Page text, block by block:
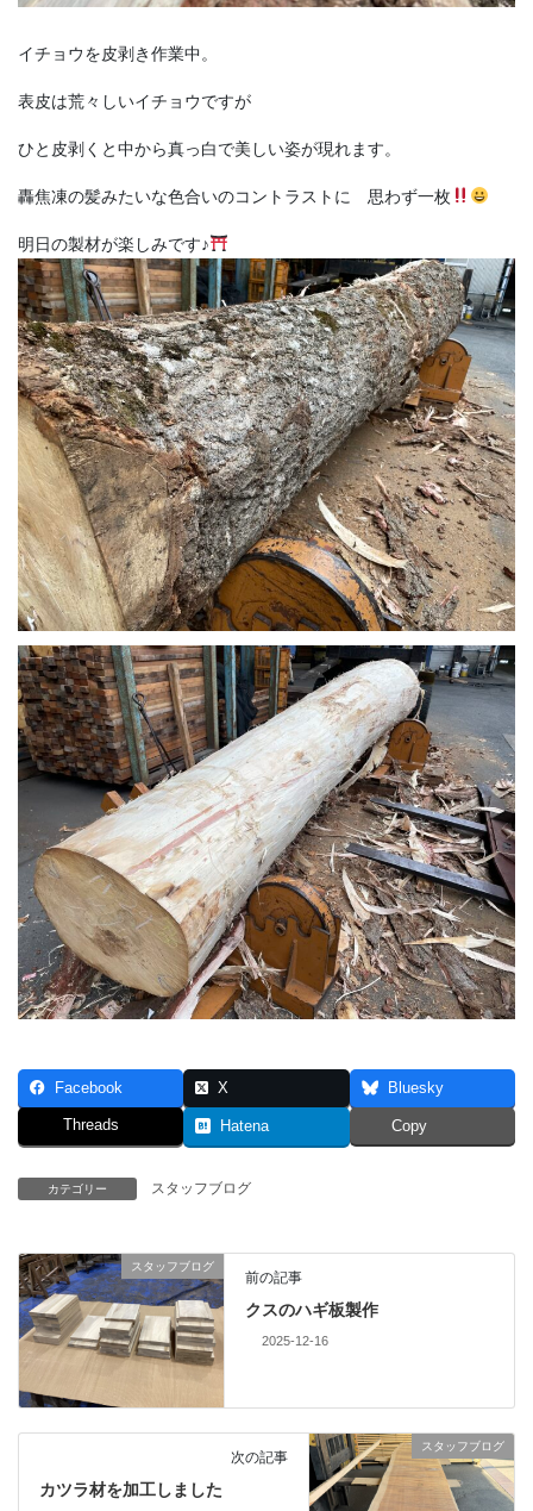
イチョウを皮剥き作業中。
表皮は荒々しいイチョウですが
ひと皮剥くと中から真っ白で美しい姿が現れます。
轟焦凍の髪みたいな色合いのコントラストに 思わず一枚
明日の製材が楽しみです♪
Facebook X Bluesky
Threads Hatena Copy
カテゴリー スタッフブログ
スタッフブログ
前の記事
クスのハギ板製作
2025-12-16
スタッフブログ
次の記事
カツラ材を加工しました